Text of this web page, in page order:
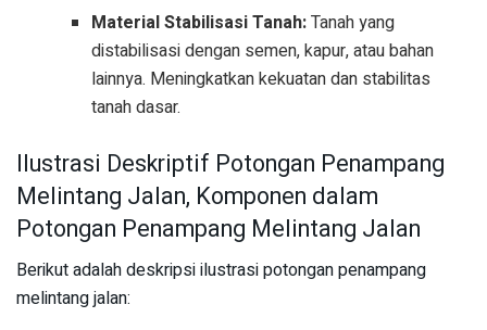
Material Stabilisasi Tanah:Tanah yang
distabilisasi dengan semen, kapur, atau bahan
lainnya. Meningkatkan kekuatan dan stabilitas
tanah dasar.
Ilustrasi Deskriptif Potongan Penampang
Melintang Jalan, Komponen dalam
Potongan Penampang Melintang Jalan
Berikut adalah deskripsi ilustrasi potongan penampang
melintang jalan: